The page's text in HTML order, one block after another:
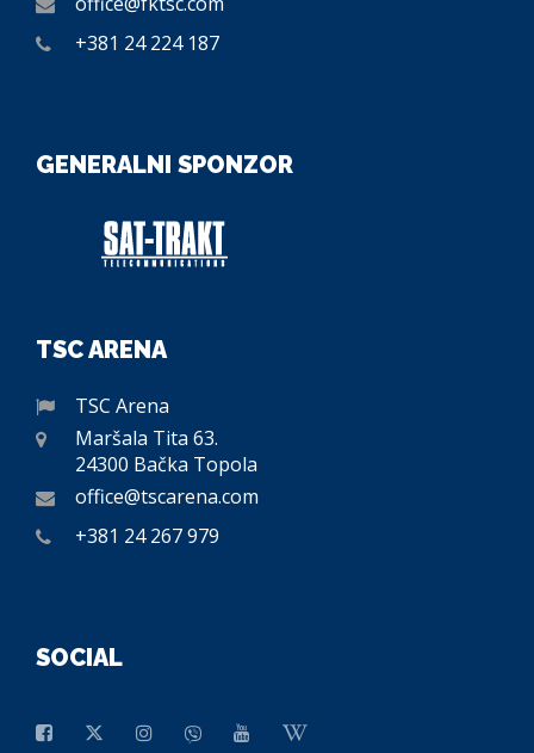
+381 24 224 187
GENERALNI SPONZOR
TSC ARENA
TSC Arena
Maršala Tita 63.
24300 Bačka Topola
office@tscarena.com
+381 24 267 979
SOCIAL